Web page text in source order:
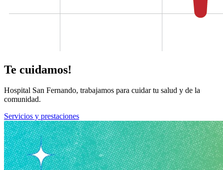
Te cuidamos!
Hospital San Fernando, trabajamos para cuidar tu salud y de la
comunidad.
Servicios y prestaciones